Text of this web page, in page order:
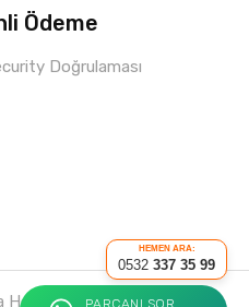
HEMEN ARA:
0532 337 35 99
PARÇANI SOR
Ödeme
Doğrulaması
HepsiRoketio e-Ticaret